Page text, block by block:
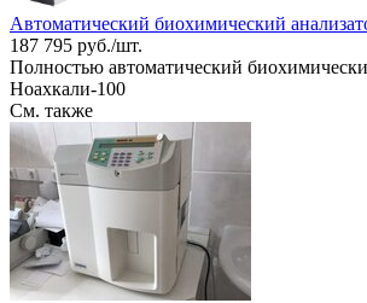
Автоматический биохимический
187 795 руб./шт.
Полностью автоматический
Ноахкали-100
См. также